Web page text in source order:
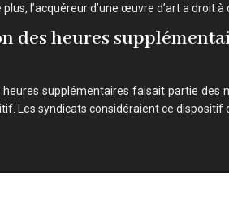
l’acquéreur d’une œuvre d’art a droit
des heures
heures supplémentaires faisait partie
Les syndicats considéraient ce dispositif